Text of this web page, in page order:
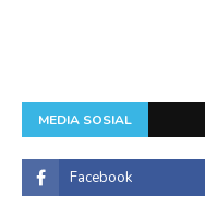
MEDIA SOSIAL